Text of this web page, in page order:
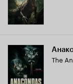
The